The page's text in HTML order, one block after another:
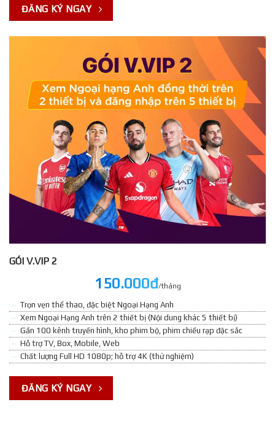
ĐĂNG KÝ NGAY
GÓI V.VIP 2
150.000đ/tháng
Trọn vẹn thể thao, đặc biệt Ngoại Hạng Anh
Xem Ngoại Hạng Anh trên 2 thiết bị (Nội dung khác 5 thiết bị)
Gần 100 kênh truyền hình, kho phim bộ, phim chiếu rạp đặc sắc
Hỗ trợ TV, Box, Mobile, Web
Chất lượng Full HD 1080p; hỗ trợ 4K (thử nghiệm)
ĐĂNG KÝ NGAY